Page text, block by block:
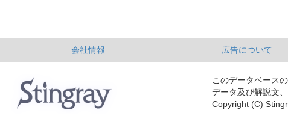
会社情報 広告について
このデータベース
データ及び解説文
Copyright (C)